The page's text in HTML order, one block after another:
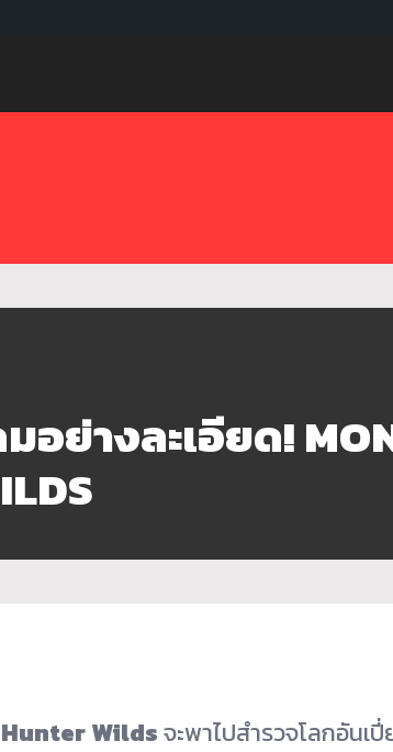
อย่างละเอียด!
Wildsจะพาไปสำรวจโลกอันเ